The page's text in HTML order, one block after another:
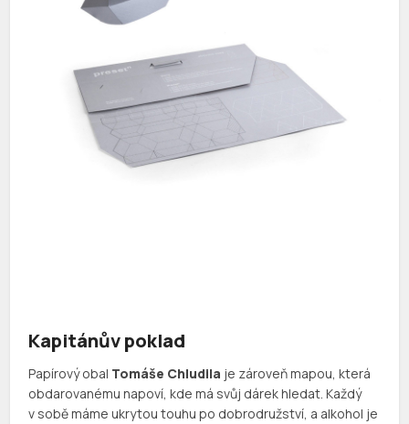
Kapitánův poklad
Papírový obal Tomáše Chludila je zároveň mapou, která
obdarovanému napoví, kde má svůj dárek hledat. Každý
v sobě máme ukrytou touhu po dobrodružství, a alkohol je